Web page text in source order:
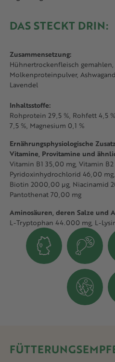
DAS STECKT DRIN:
Zusammensetzung:
Hühnertrockenfleisch gemahlen,
Molkenproteinpulver,
Lavendel
Inhaltsstoffe:
Rohprotein 29,5 %, Rohfett 4,5
7,5 %, Magnesium 0,1 %
Ernährungsphysiologische
Vitamine, Provitamine und
Vitamin B1 35,00 mg, Vitamin
Pyridoxinhydrochlorid 46,00
Biotin 2000,00 µg, Niacinamid
Pantothenat 70,00 mg
Aminosäuren, deren Salze und
L-Tryptophan 44.000 mg, L-